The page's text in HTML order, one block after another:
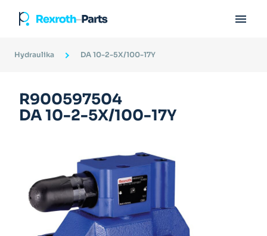

Hydraulika DA 10-2-5X/100-17Y
R900597504
DA 10-2-5X/100-17Y